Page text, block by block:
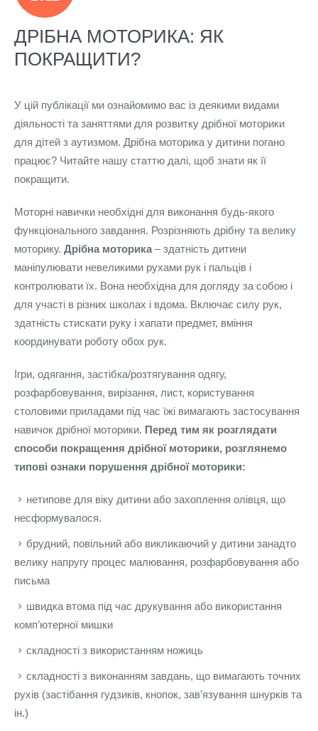
ДРІБНА МОТОРИКА: ЯК
ПОКРАЩИТИ?
У цій публікації ми ознайомимо вас із деякими видами
діяльності та заняттями для розвитку дрібної моторики
для дітей з аутизмом. Дрібна моторика у дитини погано
працює? Читайте нашу статтю далі, щоб знати як її
покращити.
Моторні навички необхідні для виконання будь-якого
функціонального завдання. Розрізняють дрібну та велику
моторику. Дрібна моторика – здатність дитини
маніпулювати невеликими рухами рук і пальців і
контролювати їх. Вона необхідна для догляду за собою і
для участі в різних школах і вдома. Включає силу рук,
здатність стискати руку і хапати предмет, вміння
координувати роботу обох рук.
Ігри, одягання, застібка/розтягування одягу,
розфарбовування, вирізання, лист, користування
столовими приладами під час їжі вимагають застосування
навичок дрібної моторики. Перед тим як розглядати
способи покращення дрібної моторики, розглянемо
типові ознаки порушення дрібної моторики:
нетипове для віку дитини або захоплення олівця, що
несформувалося.
брудний, повільний або викликаючий у дитини занадто
велику напругу процес малювання, розфарбовування або
письма
швидка втома під час друкування або використання
комп’ютерної мишки
складності з використанням ножиць
складності з виконанням завдань, що вимагають точних
рухів (застібання гудзиків, кнопок, зав’язування шнурків та
ін.)